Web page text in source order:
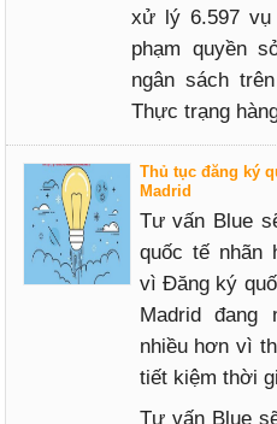
xử lý 6.597 vụ
phạm quyền
ngân sách
Thực trạng
Thủ tục đăng ký
Madrid
Tư vấn Blue
quốc tế nhãn
vì Đăng ký
Madrid
nhiều hơn vì
tiết kiệm thời
Tư vấn Blue